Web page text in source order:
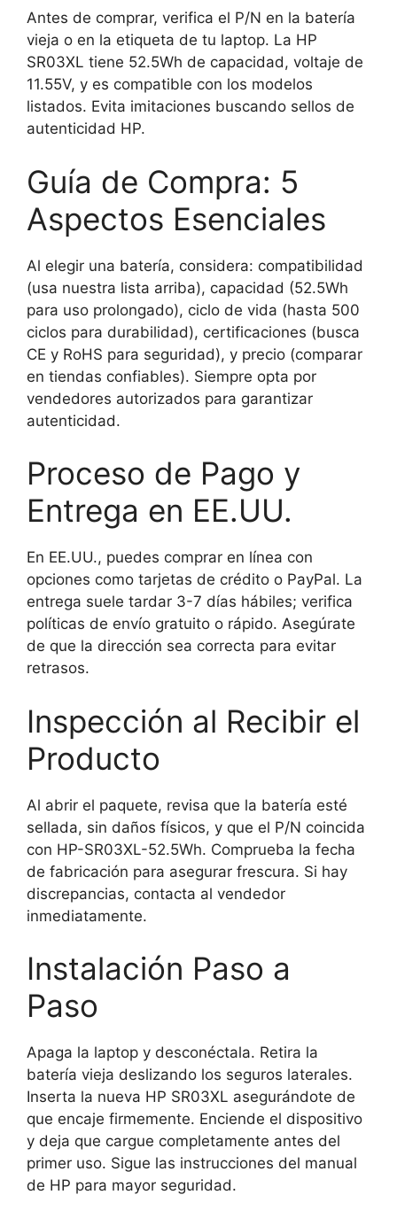
Antes de comprar, verifica el P/N en la batería
vieja o en la etiqueta de tu laptop. La HP
SR03XL tiene 52.5Wh de capacidad, voltaje de
11.55V, y es compatible con los modelos
listados. Evita imitaciones buscando sellos de
autenticidad HP.
Guía de Compra: 5
Aspectos Esenciales
Al elegir una batería, considera: compatibilidad
(usa nuestra lista arriba), capacidad (52.5Wh
para uso prolongado), ciclo de vida (hasta 500
ciclos para durabilidad), certificaciones (busca
CE y RoHS para seguridad), y precio (comparar
en tiendas confiables). Siempre opta por
vendedores autorizados para garantizar
autenticidad.
Proceso de Pago y
Entrega en EE.UU.
En EE.UU., puedes comprar en línea con
opciones como tarjetas de crédito o PayPal. La
entrega suele tardar 3-7 días hábiles; verifica
políticas de envío gratuito o rápido. Asegúrate
de que la dirección sea correcta para evitar
retrasos.
Inspección al Recibir el
Producto
Al abrir el paquete, revisa que la batería esté
sellada, sin daños físicos, y que el P/N coincida
con HP-SR03XL-52.5Wh. Comprueba la fecha
de fabricación para asegurar frescura. Si hay
discrepancias, contacta al vendedor
inmediatamente.
Instalación Paso a
Paso
Apaga la laptop y desconéctala. Retira la
batería vieja deslizando los seguros laterales.
Inserta la nueva HP SR03XL asegurándote de
que encaje firmemente. Enciende el dispositivo
y deja que cargue completamente antes del
primer uso. Sigue las instrucciones del manual
de HP para mayor seguridad.